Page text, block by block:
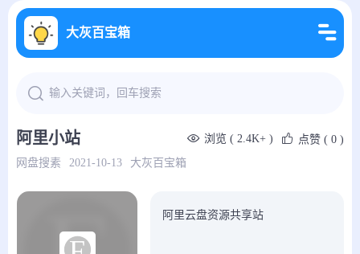
大灰百宝箱
阿里小站 浏览 ( 2.4K+ ) 点赞 ( 0 )
网盘搜素
2021-10-13 大灰百宝箱
阿里云盘资源共享站